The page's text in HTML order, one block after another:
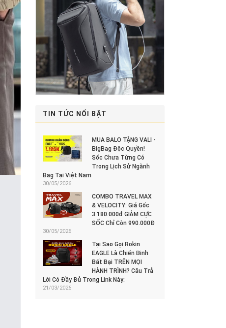
TIN TỨC NỔI BẬT
MUA BALO TẶNG VALI -
BigBag Độc Quyền!
Sốc Chưa Từng Có
Trong Lịch Sử Ngành
Bag Tại Việt Nam
30/05/2026
COMBO TRAVEL MAX
& VELOCITY: Giá Gốc
3.180.000đ GIẢM CỰC
SỐC Chỉ Còn 990.000Đ
30/05/2026
Tại Sao Gọi Rokin
EAGLE Là Chiến Binh
Bất Bại TRÊN MỌI
HÀNH TRÌNH? Câu Trả
Lời Có Đầy Đủ Trong Link Này:
21/03/2026